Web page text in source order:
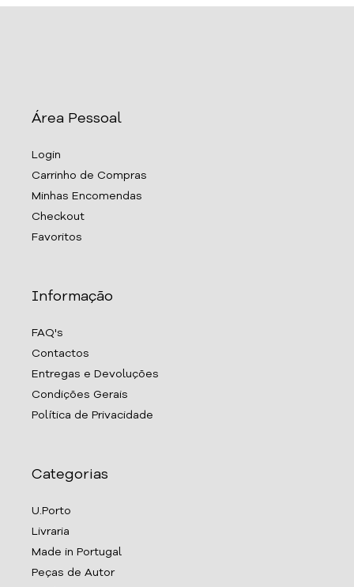
Área Pessoal
Login
Carrinho de Compras
Minhas Encomendas
Checkout
Favoritos
Informação
FAQ's
Contactos
Entregas e Devoluções
Condições Gerais
Política de Privacidade
Categorias
U.Porto
Livraria
Made in Portugal
Peças de Autor